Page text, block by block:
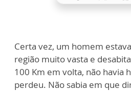
Certa vez, um homem
região muito vasta e
100 Km em volta, não havia
perdeu. Não sabia em que